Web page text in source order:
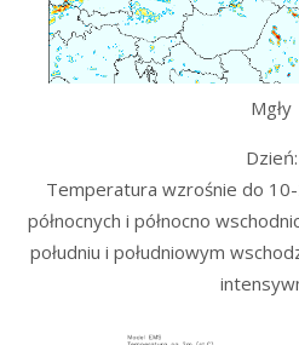
Mgły
Dzień:
Temperatura wzrośnie do
północnych i północno
południu i południowym